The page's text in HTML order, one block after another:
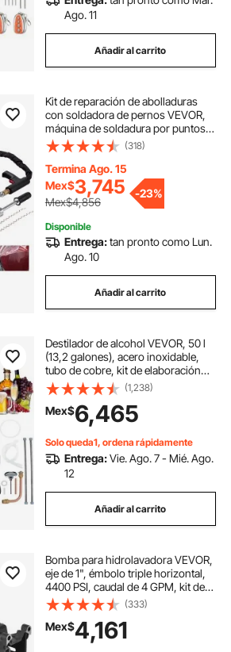
Ago. 11
Añadir al carrito
Kit de reparación de abolladuras
con soldadora de pernos VEVOR,
máquina de soldadura por puntos
de 110 V con extractor de
abolladuras de martillo deslizante,
kit profesional para reparación de
abolladuras de carrocería.
(318)
Termina Ago. 15
Mex$3,745
Mex$4,856
-23%
Disponible
Entrega:tan pronto como Lun.
Ago. 10
Añadir al carrito
Destilador de alcohol VEVOR, 50 l
(13,2 galones), acero inoxidable,
tubo de cobre, kit de elaboración
casera con termómetro integrado
para whisky, vino y brandy, color
plateado
(1,238)
Mex$6,465
Solo queda1, ordena rápidamente
Entrega:Vie. Ago. 7 - Mié. Ago.
12
Añadir al carrito
Bomba para hidrolavadora VEVOR,
eje de 1", émbolo triple horizontal,
4400 PSI, caudal de 4 GPM, kit de
repuesto para hidrolavadora,
compatible con los modelos
Simpson MorFlex 40224, 40225 y
40226
(333)
Mex$4,161